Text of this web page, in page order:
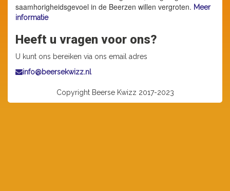
saamhorigheidsgevoel in de Beerzen willen vergroten. Meer
informatie
Heeft u vragen voor ons?
U kunt ons bereiken via ons email adres
info@beersekwizz.nl
Copyright Beerse Kwizz 2017-2023